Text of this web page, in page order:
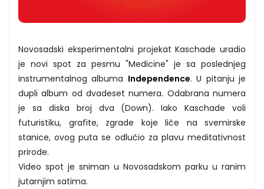
Novosadski eksperimentalni projekat Kaschade uradio
je novi spot za pesmu "Medicine" je sa poslednjeg
instrumentalnog albuma Independence. U pitanju je
dupli album od dvadeset numera. Odabrana numera
je sa diska broj dva (Down). Iako Kaschade voli
futuristiku, grafite, zgrade koje liče na svemirske
stanice, ovog puta se odlučio za plavu meditativnost
prirode.
Video spot je sniman u Novosadskom parku u ranim
jutarnjim satima.